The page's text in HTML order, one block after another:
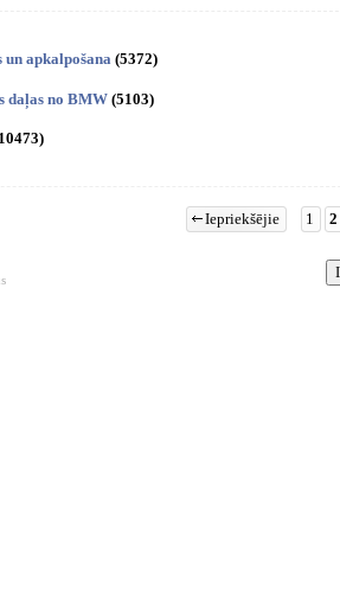
un apkalpošana (5372)
daļas no BMW (5103)
Iepriekšējie 1 2